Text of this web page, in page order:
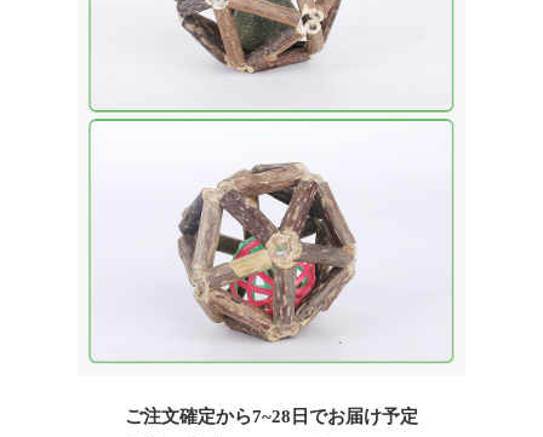
ご注文確定から7~28日でお届け予定